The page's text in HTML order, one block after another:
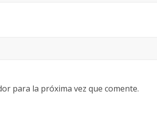
para la próxima vez que comente.